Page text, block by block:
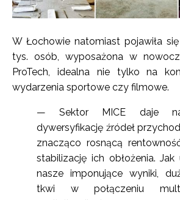
W Łochowie natomiast pojawiła
tys. osób, wyposażona w
ProTech, idealna nie tylko na
wydarzenia sportowe czy filmowe.
— Sektor MICE daje
dywersyfikację źródeł
znacząco rosnącą
stabilizację ich obłożenia. Jak
nasze imponujące wyniki,
tkwi w połączeniu